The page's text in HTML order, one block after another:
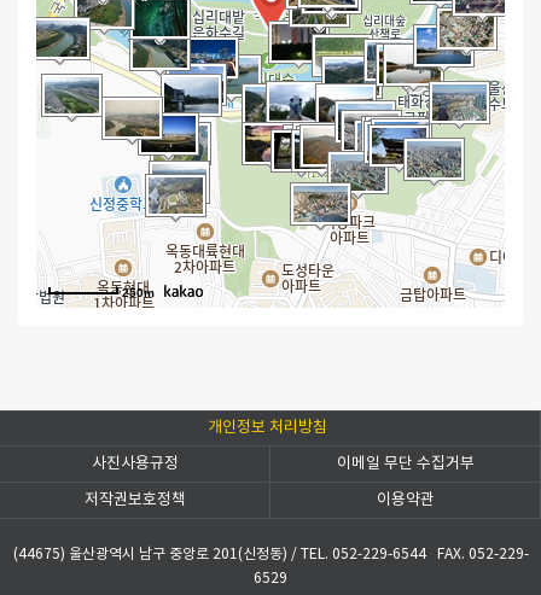
250m
개인정보 처리방침
사진사용규정
이메일 무단 수집거부
저작권보호정책
이용약관
(44675) 울산광역시 남구 중앙로 201(신정동) / TEL. 052-229-6544
FAX. 052-229-
6529